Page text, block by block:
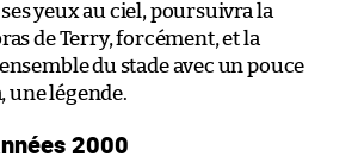
yeux au ciel, poursuivra la
de Terry, forcément, et la
du stade avec un pouce
une légende.
2000